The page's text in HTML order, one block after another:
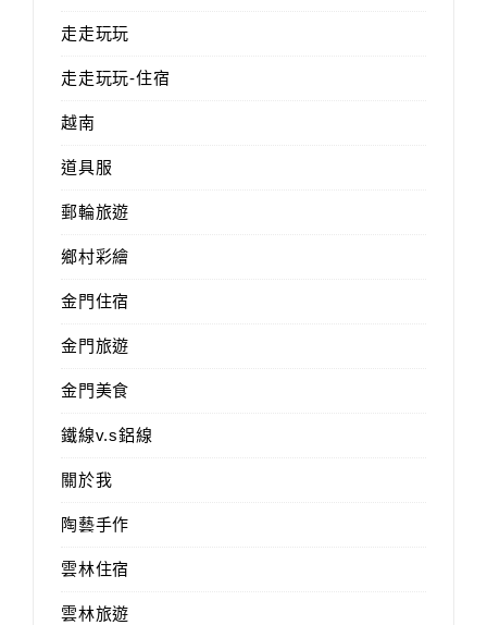
走走玩玩
走走玩玩-住宿
越南
道具服
郵輪旅遊
鄉村彩繪
金門住宿
金門旅遊
金門美食
鐵線v.s鋁線
關於我
陶藝手作
雲林住宿
雲林旅遊